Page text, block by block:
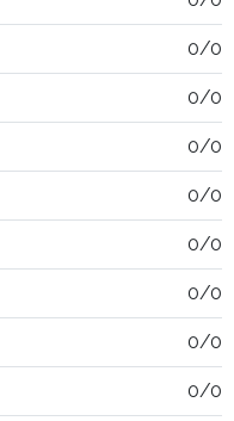
0/0
0/0
0/0
0/0
0/0
0/0
0/0
0/0